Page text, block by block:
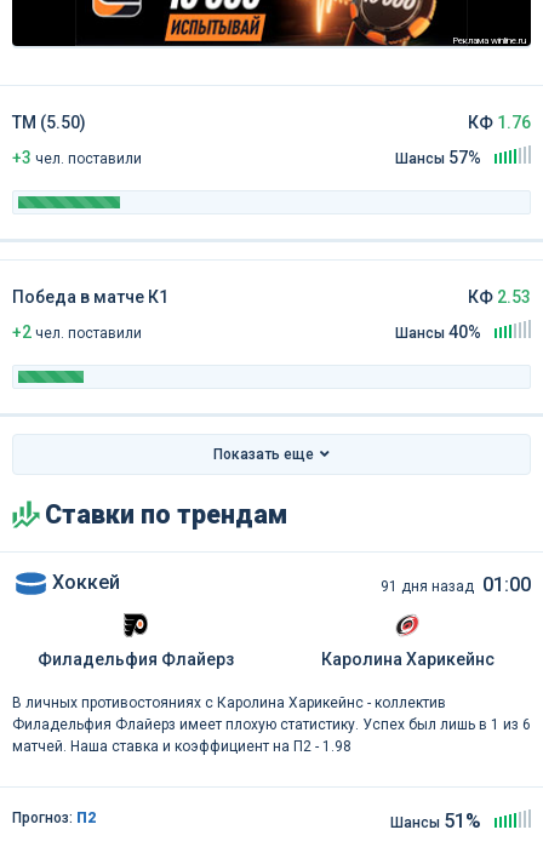
Реклама winline.ru
ТМ (5.50)
+3 чел. поставили
КФ 1.76
Шансы 57%
Победа в матче К1
+2 чел. поставили
КФ 2.53
Шансы 40%
Показать еще
Ставки по трендам
Хоккей 91 дня назад 01:00
Филадельфия Флайерз Каролина Харикейнс
В личных противостояниях c Каролина Харикейнс - коллектив
Филадельфия Флайерз имеет плохую статистику. Успех был лишь в 1 из 6
матчей. Наша ставка и коэффициент на П2 - 1.98
Прогноз: П2 Шансы 51%